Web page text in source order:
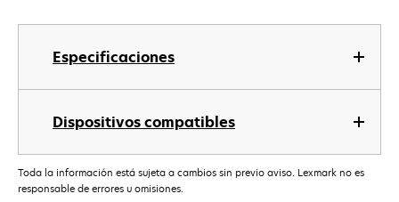
Especificaciones
Dispositivos compatibles
Toda la información está sujeta a cambios sin previo aviso. Lexmark no es
responsable de errores u omisiones.